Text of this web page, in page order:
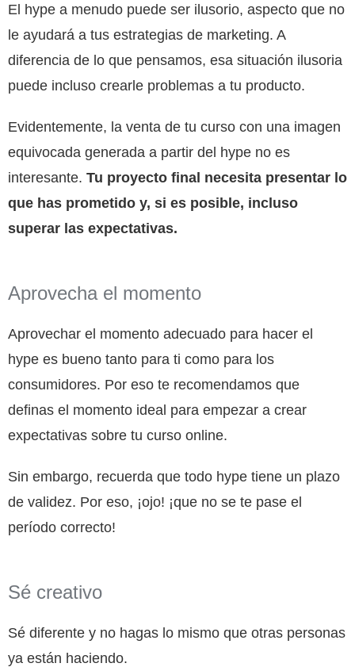
El hype a menudo puede ser ilusorio, aspecto que no
le ayudará a tus estrategias de marketing. A
diferencia de lo que pensamos, esa situación ilusoria
puede incluso crearle problemas a tu producto.
Evidentemente, la venta de tu curso con una imagen
equivocada generada a partir del hype no es
interesante. Tu proyecto final necesita presentar lo
que has prometido y, si es posible, incluso
superar las expectativas.
Aprovecha el momento
Aprovechar el momento adecuado para hacer el
hype es bueno tanto para ti como para los
consumidores. Por eso te recomendamos que
definas el momento ideal para empezar a crear
expectativas sobre tu curso online.
Sin embargo, recuerda que todo hype tiene un plazo
de validez. Por eso, ¡ojo! ¡que no se te pase el
período correcto!
Sé creativo
Sé diferente y no hagas lo mismo que otras personas
ya están haciendo.